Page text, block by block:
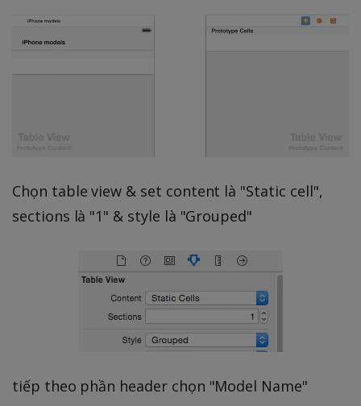
Chọn table view & set content là "Static cell",
sections là "1" & style là "Grouped"
tiếp theo phần header chọn "Model Name"